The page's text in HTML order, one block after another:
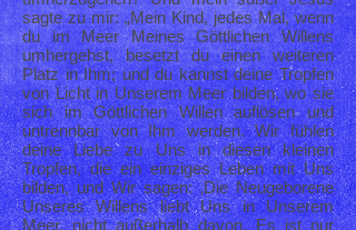
sagte zu mir: „Mein Kind, jedes Mal, wenn
du im Meer Meines Göttlichen Willens
umhergehst, besetzt du einen weiteren
Platz in Ihm; und du kannst deine Tropfen
von Licht in Unserem Meer bilden, wo sie
sich im Göttlichen Willen auflösen und
untrennbar von Ihm werden. Wir fühlen
deine Liebe zu Uns in diesen kleinen
Tropfen, die ein einziges Leben mit Uns
bilden, und Wir sagen: ‚Die Neugeborene
Unseres Willens liebt Uns in Unserem
Meer, nicht außerhalb davon. Es ist nur